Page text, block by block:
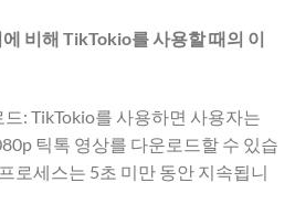
비해 TikTokio를 사용할 때의 이
: TikTokio를 사용하면 사용자는
틱톡 영상를 다운로드할 수 있습
로세스는 5초 미만 동안 지속됩니